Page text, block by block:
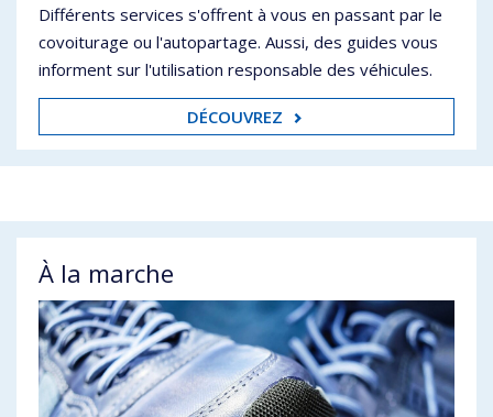
Différents services s'offrent à vous en passant par le
covoiturage ou l'autopartage. Aussi, des guides vous
informent sur l'utilisation responsable des véhicules.
DÉCOUVREZ
À la marche